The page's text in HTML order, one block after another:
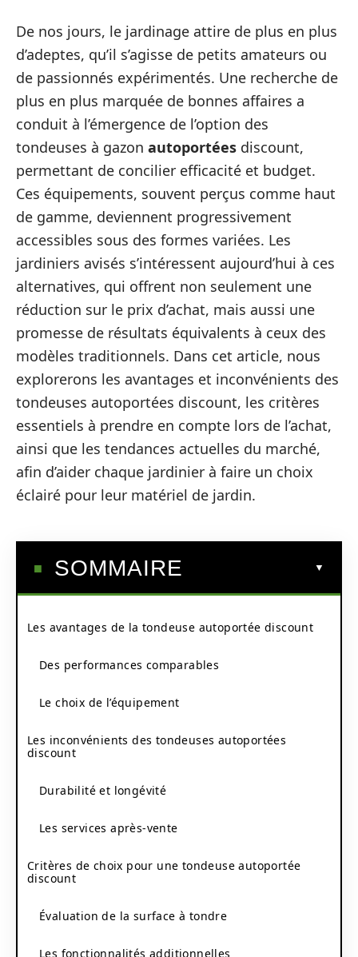
De nos jours, le jardinage attire de plus en plus
d’adeptes, qu’il s’agisse de petits amateurs ou
de passionnés expérimentés. Une recherche de
plus en plus marquée de bonnes affaires a
conduit à l’émergence de l’option des
tondeuses à gazon autoportées discount,
permettant de concilier efficacité et budget.
Ces équipements, souvent perçus comme haut
de gamme, deviennent progressivement
accessibles sous des formes variées. Les
jardiniers avisés s’intéressent aujourd’hui à ces
alternatives, qui offrent non seulement une
réduction sur le prix d’achat, mais aussi une
promesse de résultats équivalents à ceux des
modèles traditionnels. Dans cet article, nous
explorerons les avantages et inconvénients des
tondeuses autoportées discount, les critères
essentiels à prendre en compte lors de l’achat,
ainsi que les tendances actuelles du marché,
afin d’aider chaque jardinier à faire un choix
éclairé pour leur matériel de jardin.
SOMMAIRE
Les avantages de la tondeuse autoportée discount
Des performances comparables
Le choix de l’équipement
Les inconvénients des tondeuses autoportées
discount
Durabilité et longévité
Les services après-vente
Critères de choix pour une tondeuse autoportée
discount
Évaluation de la surface à tondre
Les fonctionnalités additionnelles